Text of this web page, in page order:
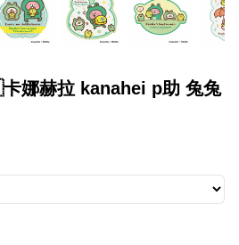
娜赫拉 kanahei p助 兔兔